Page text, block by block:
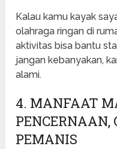
Kalau kamu kayak
olahraga ringan di
aktivitas bisa bantu
jangan kebanyakan,
alami.
4. MANFAAT
PENCERNAAN,
PEMANIS